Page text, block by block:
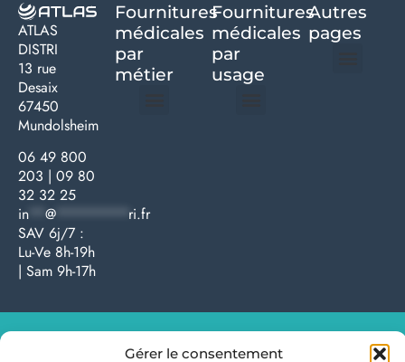
Gérer le consentement
ATLAS
DISTRI
13 rue
Desaix
67450
Mundolsheim
06 49 800
203 | 09 80
32 32 25
in
@
ri.fr
SAV 6j/7 :
Lu-Ve 8h-19h
| Sam 9h-17h
Fournitures
médicales
par
métier
Fournitures
médicales
par
usage ​
Autres
pages